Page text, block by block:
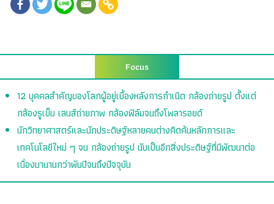
Focus
12 บุคคลสำคัญของโลกผู้อยู่เบื้องหลังการกำเนิด กล้องถ่ายรูป ตั้งแต่
กล้องรูเข็ม เลนส์ถ่ายภาพ กล้องฟิล์มจนถึงโพลารอยด์
นักวิทยาศาสตร์และนักประดิษฐ์หลายคนต่างคิดค้นหลักการและ
เทคโนโลยีใหม่ ๆ จน กล้องถ่ายรูป นับเป็นอีกสิ่งประดิษฐ์ที่มีพัฒนาต่อ
เนื่องมานานกว่าพันปีจนถึงปัจจุบัน